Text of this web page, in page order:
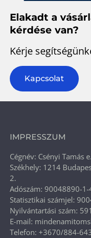
Elakadt a
kérdése van?
Kérje
Kapcsolat
IMPRESSZUM
Cégnév: Csényi Tamás
Székhely: 1214
2.
Adószám: 90048890-1-
Statisztikai számjel:
Nyilvántartási szám:
E-mail:
Telefon: +3670/884-